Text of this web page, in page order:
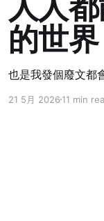
的世界
也是我發個廢文都
21 5月 202611 min